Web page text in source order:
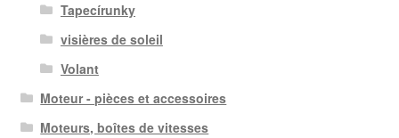
Tapecírunky
visières de soleil
Volant
Moteur - pièces et accessoires
Moteurs, boîtes de vitesses